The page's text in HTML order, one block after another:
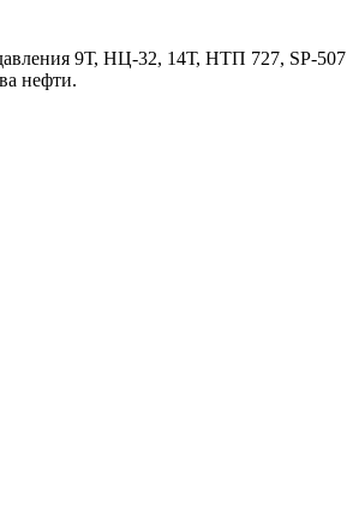
9Т, НЦ-32, 14Т, НТП 727, SP-
нефти.